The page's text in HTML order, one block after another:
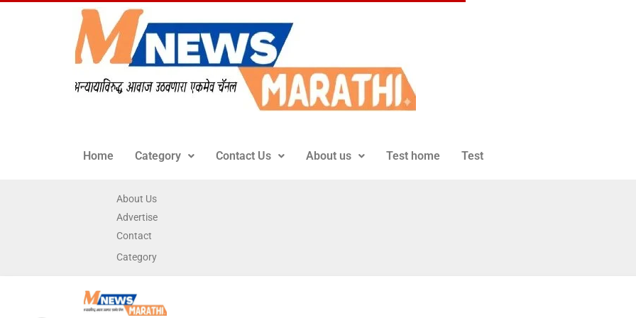
Home Category Contact Us About us Test home Test
About Us
Advertise
Contact
Category